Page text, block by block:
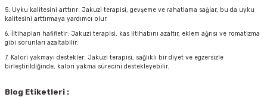
5. Uyku kalitesini arttırır: Jakuzi terapisi, gevşeme ve rahatlama sağlar, bu da uyku
kalitesini arttırmaya yardımcı olur.
6. İltihapları hafifletir: Jakuzi terapisi, kas iltihabını azaltır, eklem ağrısı ve romatizma
gibi sorunları azaltabilir.
7. Kalori yakmayı destekler: Jakuzi terapisi, sağlıklı bir diyet ve egzersizle
birleştirildiğinde, kalori yakma sürecini destekleyebilir.
Blog Etiketleri :